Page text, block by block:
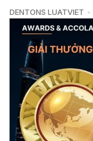
DENTONS LUATVIET